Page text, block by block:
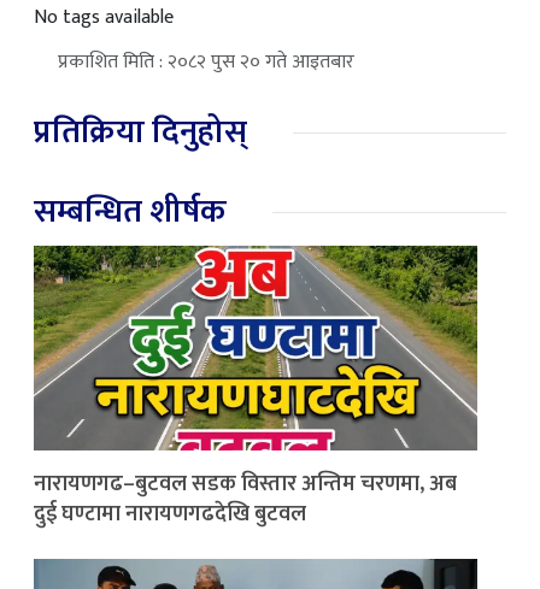
No tags available
प्रकाशित मिति : २०८२ पुस २० गते आइतबार
प्रतिक्रिया दिनुहोस्
सम्बन्धित शीर्षक
नारायणगढ–बुटवल सडक विस्तार अन्तिम चरणमा, अब
दुई घण्टामा नारायणगढदेखि बुटवल